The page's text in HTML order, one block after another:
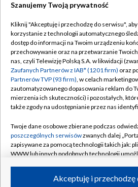
TVP
Abonament TVP
Emisja w TVP
Centrum informacji TVP
Naziemna Telewizja Cyfrowa
Rada Programowa
System NOS
Informacje o nadawcy
Program dla prasy
Regulamin
Polityka
Moje zgody
Pomoc
Kontakt
Kanały
Szanujemy Twoją prywatność
Kliknij "Akceptuję i przechodzę do serwisu",
korzystanie z technologii automatycznego
dostęp do informacji na Twoim urządzeniu
przechowywanie oraz na przetwarzanie
nas, czyli Telewizję Polską S.A. w likwidacji
Zaufanych Partnerów z IAB* (1201 firm) oraz
Partnerów TVP (93 firm), w celach
zautomatyzowanego dopasowania reklam do
mierzenia ich skuteczności) i pozostałych,
także zgody na udostępnianie przez nas
Twoje dane osobowe zbierane podczas
poszczególnych serwisówzwanych dalej
zapisywane za pomocą technologii takich jak:
WWW lub innych podobnych technologii
ruchu w Internecie.Akceptuję i przechodzę